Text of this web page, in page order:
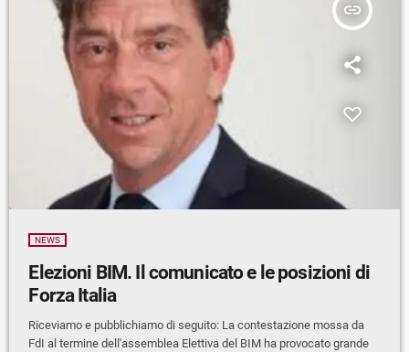
insert_link
NEWS
Elezioni BIM. Il comunicato e le posizioni di
Forza Italia
Riceviamo e pubblichiamo di seguito: La contestazione mossa da
FdI al termine dell'assemblea Elettiva del BIM ha provocato grande